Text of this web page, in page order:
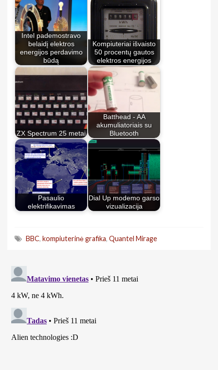
Intel pademostravo
belaidį elektros
energijos perdavimo
būdą
Kompiuteriai išvaisto
50 procentų gautos
elektros energijos
ZX Spectrum 25 metai
Batthead - AA
akumuliatoriais su
Bluetooth
Pasaulio
elektrifikavimas
Dial Up modemo garso
vizualizacija
BBC, kompiuterinė grafika, Quantel Mirage